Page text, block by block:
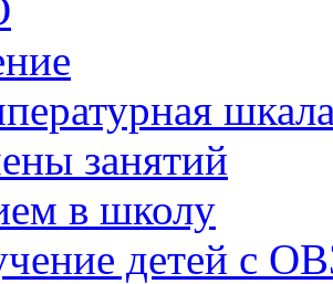
занятий
в школу
детей с